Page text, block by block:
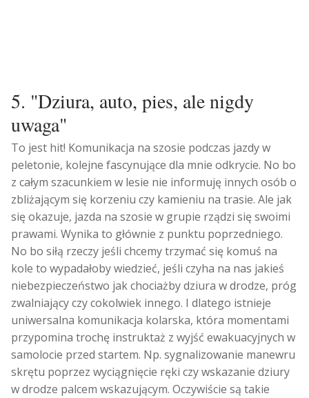
5. "Dziura, auto, pies, ale nigdy
uwaga"
To jest hit! Komunikacja na szosie podczas jazdy w
peletonie, kolejne fascynujące dla mnie odkrycie. No bo
z całym szacunkiem w lesie nie informuję innych osób o
zbliżającym się korzeniu czy kamieniu na trasie. Ale jak
się okazuje, jazda na szosie w grupie rządzi się swoimi
prawami. Wynika to głównie z punktu poprzedniego.
No bo siłą rzeczy jeśli chcemy trzymać się komuś na
kole to wypadałoby wiedzieć, jeśli czyha na nas jakieś
niebezpieczeństwo jak chociażby dziura w drodze, próg
zwalniający czy cokolwiek innego. I dlatego istnieje
uniwersalna komunikacja kolarska, która momentami
przypomina trochę instruktaż z wyjść ewakuacyjnych w
samolocie przed startem. Np. sygnalizowanie manewru
skrętu poprzez wyciągnięcie ręki czy wskazanie dziury
w drodze palcem wskazującym. Oczywiście są takie